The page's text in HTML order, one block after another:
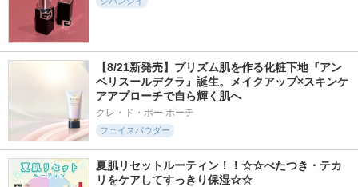
【8/21新発売】プリズム肌を作る化粧下地『アン
ベリスールデクラ』誕生。メイクアップ×スキンケ
アアプローチで自ら輝く肌へ
クレ・ド・ポー ボーテ
フェイスパウダー
夏肌リセットルーティン！！☆☆べたつき・テカ
リをケアしてすっきり保湿☆☆